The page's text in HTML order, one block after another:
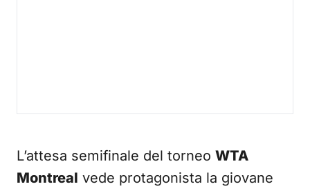
L’attesa semifinale del torneo WTA
Montreal vede protagonista la giovane